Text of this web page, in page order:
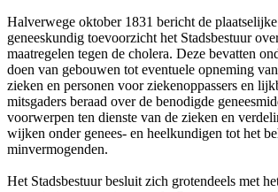
Halverwege oktober 1831 bericht de
geneeskundig toevoorzicht het Stadsbestuur
maatregelen tegen de cholera. Deze bevatten
doen van gebouwen tot eventuele opneming
zieken en personen voor ziekenoppassers en
mitsgaders beraad over de benodigde
voorwerpen ten dienste van de zieken en
wijken onder genees- en heelkundigen tot het
minvermogenden.
Het Stadsbestuur besluit zich grotendeels met